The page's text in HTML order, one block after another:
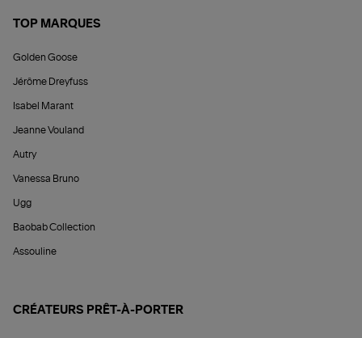
TOP MARQUES
Golden Goose
Jérôme Dreyfuss
Isabel Marant
Jeanne Vouland
Autry
Vanessa Bruno
Ugg
Baobab Collection
Assouline
CRÉATEURS PRÊT-À-PORTER